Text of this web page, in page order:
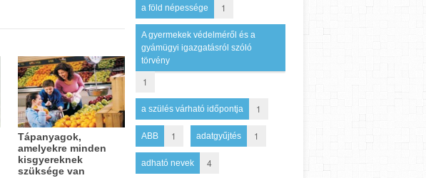
Tápanyagok,
amelyekre minden
kisgyereknek
szüksége van
a föld népessége 1
A gyermekek védelméről és a
gyámügyi igazgatásról szóló
törvény
1
a szülés várható időpontja 1
ABB 1 adatgyűjtés 1
adható nevek 4